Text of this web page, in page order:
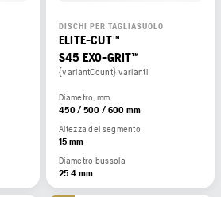
DISCHI PER TAGLIASUOLO
ELITE-CUT™
S45 EXO-GRIT™
{variantCount} varianti
Diametro, mm
450 / 500 / 600 mm
Altezza del segmento
15 mm
Diametro bussola
25.4 mm